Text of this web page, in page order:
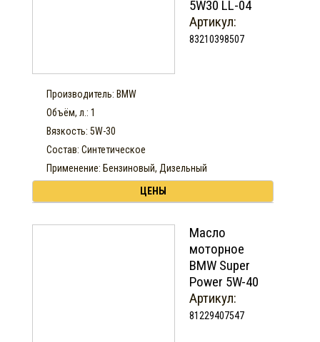
5W30 LL-04
Артикул:
83210398507
Производитель: BMW
Объём, л.: 1
Вязкость: 5W-30
Состав: Синтетическое
Применение: Бензиновый, Дизельный
ЦЕНЫ
Масло
моторное
BMW Super
Power 5W-40
Артикул:
81229407547